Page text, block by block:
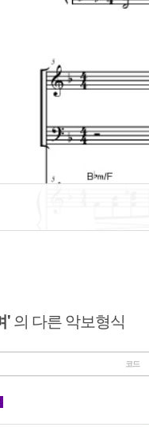
'의 다른 악보형식
코드